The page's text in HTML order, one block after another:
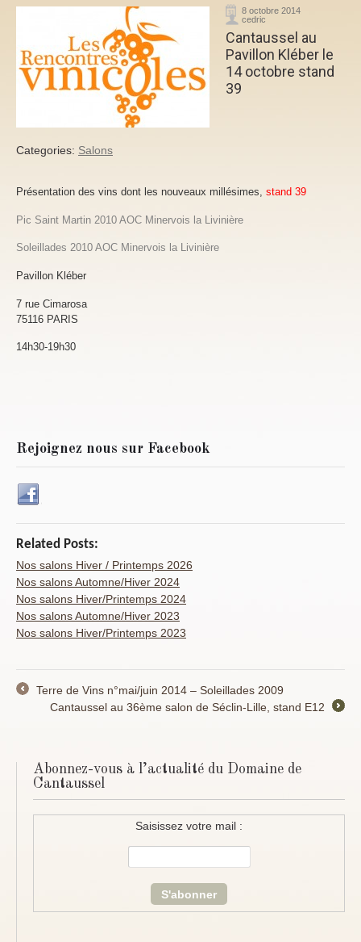
8 octobre 2014
cedric
Cantaussel au
Pavillon Kléber le
14 octobre stand
39
Categories: Salons
Présentation des vins dont les nouveaux millésimes, stand 39
Pic Saint Martin 2010 AOC Minervois la Livinière
Soleillades 2010 AOC Minervois la Livinière
Pavillon Kléber
7 rue Cimarosa
75116 PARIS
14h30-19h30
Rejoignez nous sur Facebook
Related Posts:
Nos salons Hiver / Printemps 2026
Nos salons Automne/Hiver 2024
Nos salons Hiver/Printemps 2024
Nos salons Automne/Hiver 2023
Nos salons Hiver/Printemps 2023
Terre de Vins n°mai/juin 2014 – Soleillades 2009
Cantaussel au 36ème salon de Séclin-Lille, stand E12
Abonnez-vous à l’actualité du Domaine de
Cantaussel
Saisissez votre mail :